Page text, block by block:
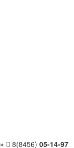
8(8456) 05-14-97